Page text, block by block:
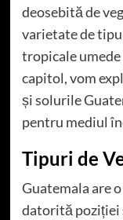
deosebită de
varietate de
tropicale umede
capitol, vom
și solurile
pentru mediul
Tipuri de
Guatemala are
datorită poziției